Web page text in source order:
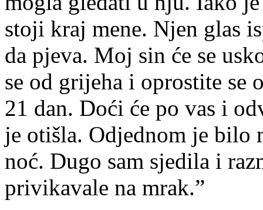
stoji kraj mene. Njen glas
da pjeva. Moj sin će se
se od grijeha i oprostite se
21 dan. Doći će po vas i
je otišla. Odjednom je bilo
noć. Dugo sam sjedila i
privikavale na mrak.”